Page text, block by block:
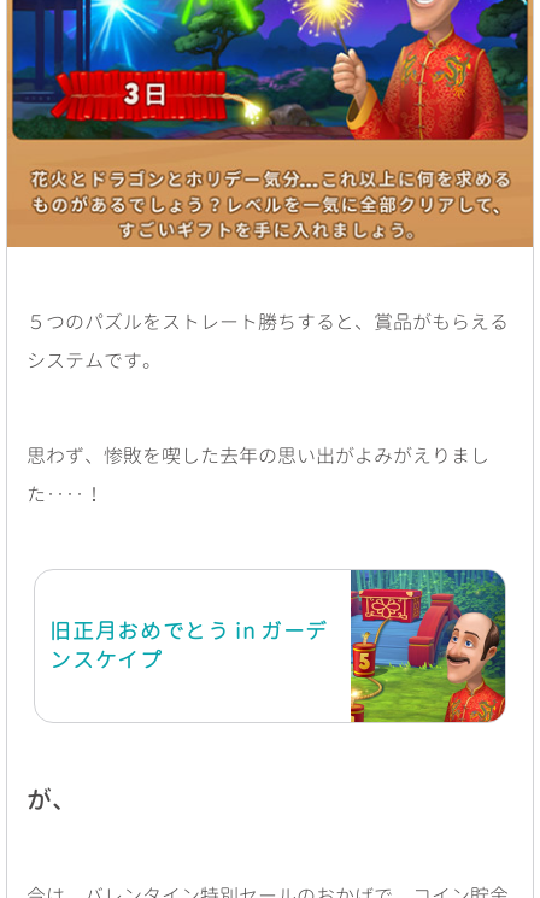
５つのパズルをストレート勝ちすると、賞品がもらえる
システムです。
思わず、惨敗を喫した去年の思い出がよみがえりまし
た‥‥！
旧正月おめでとう in ガーデ
ンスケイプ
が、